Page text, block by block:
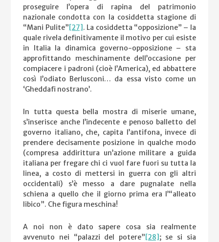
proseguire l’opera di rapina del patrimonio
nazionale condotta con la cosiddetta stagione di
“Mani Pulite”[27]. La cosiddetta “opposizione” – la
quale rivela definitivamente il motivo per cui esiste
in Italia la dinamica governo-opposizione – sta
approfittando meschinamente dell’occasione per
compiacere i padroni (cioè l’America), ed abbattere
così l’odiato Berlusconi… da essa visto come un
‘Gheddafi nostrano’.
In tutta questa bella mostra di miserie umane,
s’inserisce anche l’indecente e penoso balletto del
governo italiano, che, capita l’antifona, invece di
prendere decisamente posizione in qualche modo
(compresa addirittura un’azione militare a guida
italiana per fregare chi ci vuol fare fuori su tutta la
linea, a costo di mettersi in guerra con gli altri
occidentali) s’è messo a dare pugnalate nella
schiena a quello che il giorno prima era l’“alleato
libico”. Che figura meschina!
A noi non è dato sapere cosa sia realmente
avvenuto nei “palazzi del potere”[28]; se si sia